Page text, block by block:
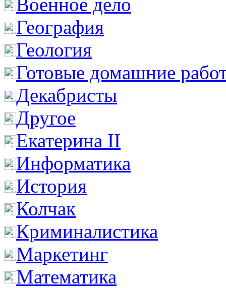
География
Геология
Готовые домашние
Декабристы
Другое
Екатерина II
Информатика
История
Колчак
Криминалистика
Маркетинг
Математика